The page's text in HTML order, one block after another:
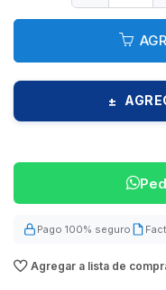
±
Pago 100% seguro
Agregar a lista de